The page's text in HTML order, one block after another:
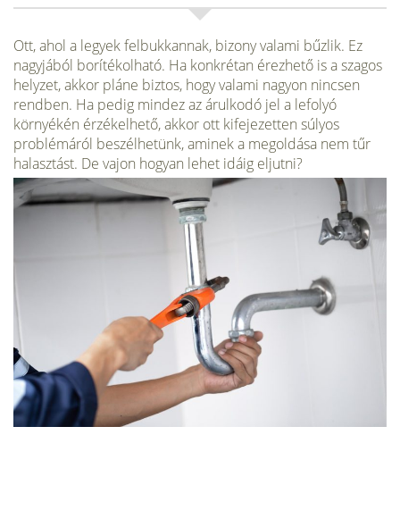
Ott, ahol a legyek felbukkannak, bizony valami bűzlik. Ez
nagyjából borítékolható. Ha konkrétan érezhető is a szagos
helyzet, akkor pláne biztos, hogy valami nagyon nincsen
rendben. Ha pedig mindez az árulkodó jel a lefolyó
környékén érzékelhető, akkor ott kifejezetten súlyos
problémáról beszélhetünk, aminek a megoldása nem tűr
halasztást. De vajon hogyan lehet idáig eljutni?